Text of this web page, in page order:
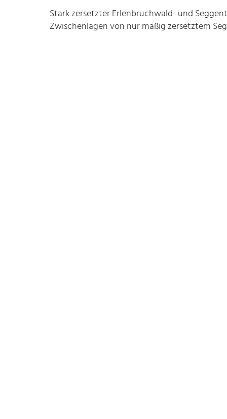
Stark zersetzter Erlenbruchwald- und
Zwischenlagen von nur mäßig zersetztem